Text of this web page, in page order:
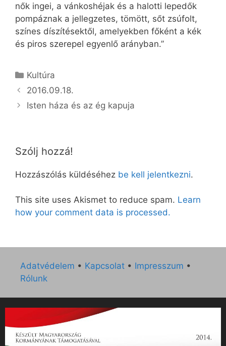
nők ingei, a vánkoshéjak és a halotti lepedők
pompáznak a jellegzetes, tömött, sőt zsúfolt,
színes díszítésektől, amelyekben főként a kék
és piros szerepel egyenlő arányban.”
Kategória
Kultúra
2016.09.18.
Isten háza és az ég kapuja
Szólj hozzá!
Hozzászólás küldéséhez be kell jelentkezni.
This site uses Akismet to reduce spam. Learn
how your comment data is processed.
Adatvédelem • Kapcsolat • Impresszum •
Rólunk